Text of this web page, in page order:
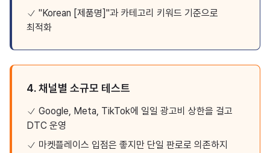
"Korean [제품명]"과 카테고리 키워드 기준으로
최적화
4. 채널별 소규모 테스트
Google, Meta, TikTok에 일일 광고비 상한을 걸고
DTC 운영
마켓플레이스 입점은 좋지만 단일 판로로 의존하지